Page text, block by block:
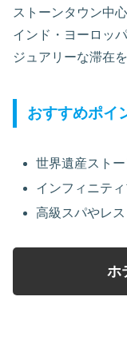
ストーンタウン中
インド・ヨーロッ
ジュアリーな滞在
おすすめポイ
世界遺産スト
インフィニテ
高級スパやレ
ホ